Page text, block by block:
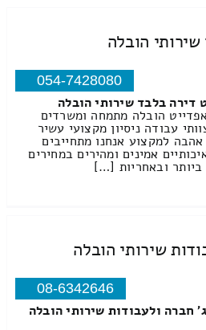
הובלה
054-7428080
דירה בלבד שירותי הובלה
הובלה מתמחה ומשרדים
4 צוותי עבודה ניסיון מקצועי עשיר
למקצוע אנחנו מתחייבים
אמינים ומהירים במחירים
ביותר ובאחריות […]
שירותי הובלה
08-6342646
חברה ולעבודות שירותי הובלה